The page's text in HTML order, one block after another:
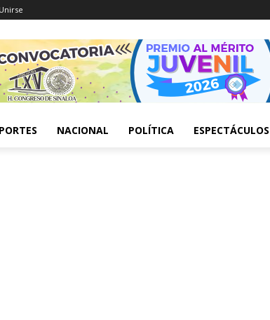
NACIONAL POLÍTICA ESPECTÁCULOS